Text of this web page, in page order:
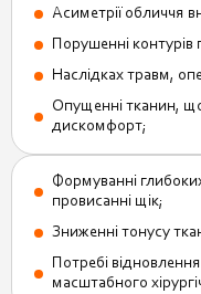
Асиметрії обличчя
Порушенні контурів
Наслідках травм,
Опущенні тканин,
дискомфорт;
Формуванні
провисанні щік;
Зниженні тонусу
Потребі
масштабного